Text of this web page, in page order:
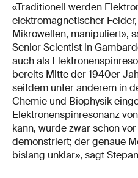
«Traditionell werden
elektromagnetischer
Mikrowellen, manipuliert»,
Senior Scientist in
auch als
bereits Mitte der 1940er
seitdem unter anderem in
Chemie und Biophysik
Elektronenspinresonanz
kann, wurde zwar schon
demonstriert; der genaue
bislang unklar», sagt